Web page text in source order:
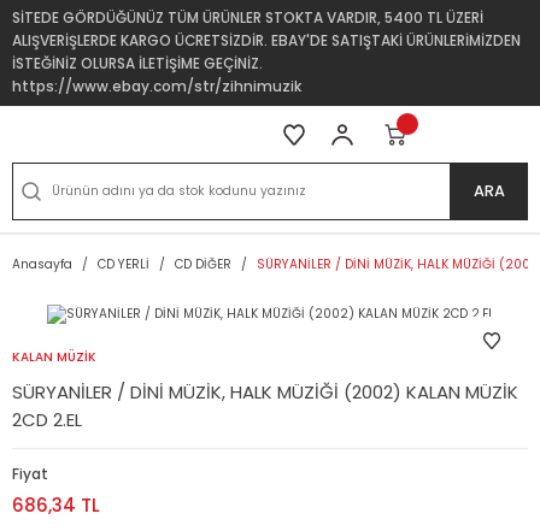
SİTEDE GÖRDÜĞÜNÜZ TÜM ÜRÜNLER STOKTA VARDIR, 5400 TL ÜZERİ
ALIŞVERİŞLERDE KARGO ÜCRETSİZDİR. EBAY'DE SATIŞTAKİ ÜRÜNLERİMİZDEN
İSTEĞİNİZ OLURSA İLETİŞİME GEÇİNİZ.
https://www.ebay.com/str/zihnimuzik
ARA
Anasayfa CD YERLİ CD DİĞER SÜRYANİLER / DİNİ MÜZİK, HALK MÜZİĞİ
KALAN MÜZİK
SÜRYANİLER / DİNİ MÜZİK, HALK MÜZİĞİ (2002) KALAN MÜZİK
2CD 2.EL
Fiyat
686,34 TL